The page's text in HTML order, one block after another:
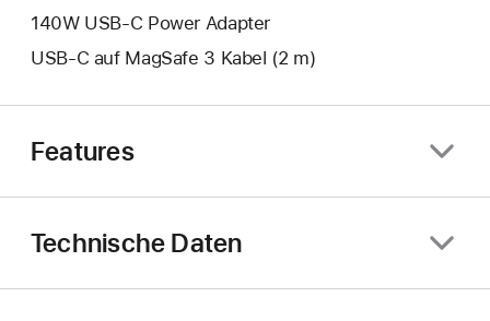
140W USB‑C Power Adapter
USB‑C auf MagSafe 3 Kabel (2 m)
Features
Technische Daten